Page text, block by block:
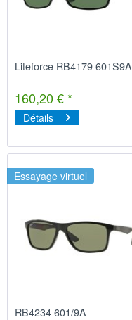
Liteforce RB4179 601S9A
160,20 € *
Détails
Essayage virtuel
RB4234 601/9A